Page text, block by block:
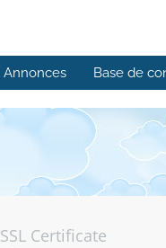
Annonces Base de
SSL Certificate